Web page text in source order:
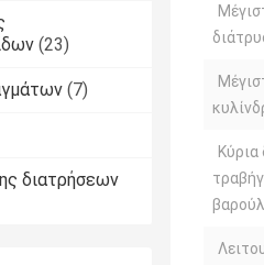
(23)
(7)
διατρήσεων
Κύρια